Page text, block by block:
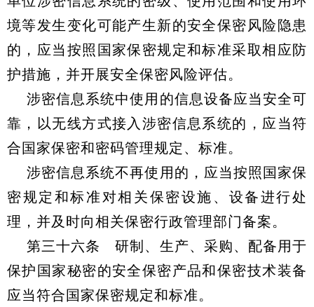
境等发生变化可能产生新的安全保密风险隐患
的，应当按照国家保密规定和标准采取相应防
护措施，并开展安全保密风险评估。
涉密信息系统中使用的信息设备应当安全可
靠，以无线方式接入涉密信息系统的，应当符
合国家保密和密码管理规定、标准。
涉密信息系统不再使用的，应当按照国家保
密规定和标准对相关保密设施、设备进行处
理，并及时向相关保密行政管理部门备案。
第三十六条 研制、生产、采购、配备用于
保护国家秘密的安全保密产品和保密技术装备
应当符合国家保密规定和标准。